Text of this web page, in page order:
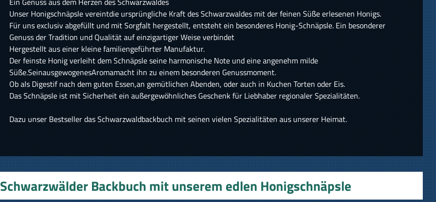
Unser Honigschnäpsle vereintdie ursprüngliche Kraft des Schwarzwaldes mit der feinen Süße erlesenen Honigs.
Für uns exclusiv abgefüllt und mit Sorgfalt hergestellt, entsteht ein besonderes Honig-Schnäpsle. Ein besonderer
Genuss der Tradition und Qualität auf einzigartiger Weise verbindet
Hergestellt aus einer kleine familiengeführter Manufaktur.
Der feinste Honig verleiht dem Schnäpsle seine harmonische Note und eine angenehm milde
Süße.SeinausgewogenesAromamacht ihn zu einem besonderen Genussmoment.
Ob als Digestif nach dem guten Essen,an gemütlichen Abenden, oder auch in Kuchen Torten oder Eis.
Das Schnäpsle ist mit Sicherheit ein außergewöhnliches Geschenk für Liebhaber regionaler Spezialitäten.
Dazu unser Bestseller das Schwarzwaldbackbuch mit seinen vielen Spezialitäten aus unserer Heimat.
Schwarzwälder Backbuch mit unserem edlen Honigschnäpsle